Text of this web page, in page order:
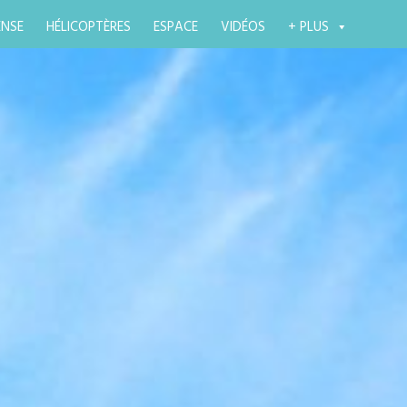
HÉLICOPTÈRES ESPACE VIDÉOS + PLUS